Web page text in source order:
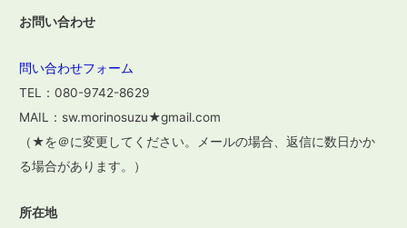
お問い合わせ
問い合わせフォーム
TEL：080-9742-8629
MAIL：sw.morinosuzu★gmail.com
（★を＠に変更してください。メールの場合、返信に数日かか
る場合があります。）
所在地